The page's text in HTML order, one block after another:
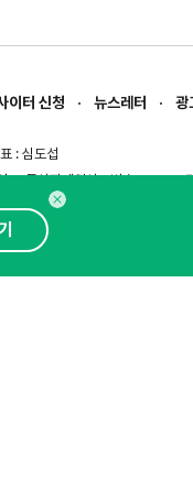
이터 신청 뉴스레터 광
: 심도섭
)
통신판매업신고번호 : 2014-
:1800-2198